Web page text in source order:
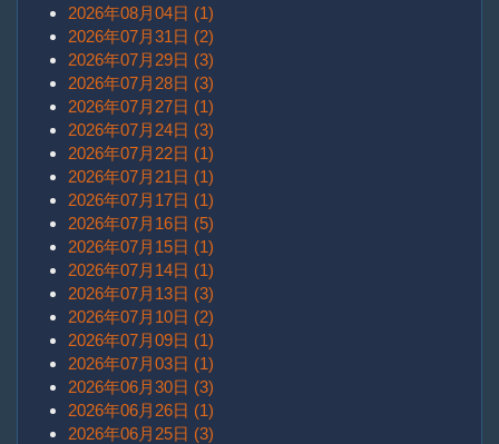
2026年08月04日 (1)
2026年07月31日 (2)
2026年07月29日 (3)
2026年07月28日 (3)
2026年07月27日 (1)
2026年07月24日 (3)
2026年07月22日 (1)
2026年07月21日 (1)
2026年07月17日 (1)
2026年07月16日 (5)
2026年07月15日 (1)
2026年07月14日 (1)
2026年07月13日 (3)
2026年07月10日 (2)
2026年07月09日 (1)
2026年07月03日 (1)
2026年06月30日 (3)
2026年06月26日 (1)
2026年06月25日 (3)